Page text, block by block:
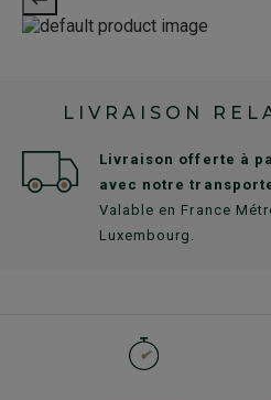
LIVRAISON
Livraison offerte à
avec notre
Valable en France
Luxembourg.